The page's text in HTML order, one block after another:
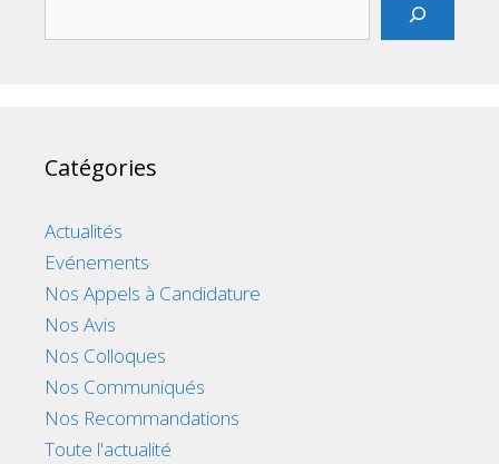
Catégories
Actualités
Evénements
Nos Appels à Candidature
Nos Avis
Nos Colloques
Nos Communiqués
Nos Recommandations
Toute l'actualité